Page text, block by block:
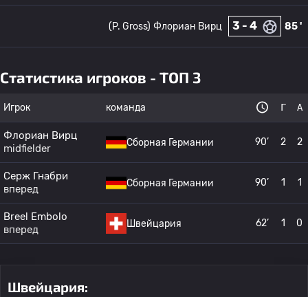
85 '
3 - 4
Флориан Вирц
(P. Gross)
Статистика игроков - ТОП 3
Игрок команда Г А
Флориан Вирц
midfielder
Сборная Германии 90’ 2 2
Серж Гнабри
вперед
Сборная Германии 90’ 1 1
Breel Embolo
вперед
Швейцария 62’ 1 0
Швейцария: